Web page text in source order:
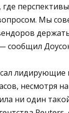
Мы
сообщил
лидирующие
несмотря
ни один